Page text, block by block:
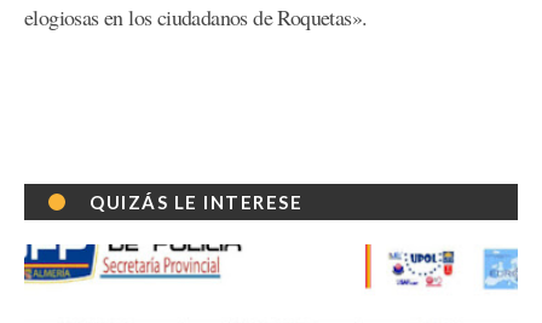
elogiosas en los ciudadanos de Roquetas».
QUIZÁS LE INTERESE